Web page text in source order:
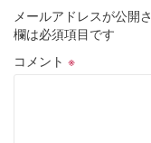
メールアドレスが公開
欄は必須項目です
コメント ※